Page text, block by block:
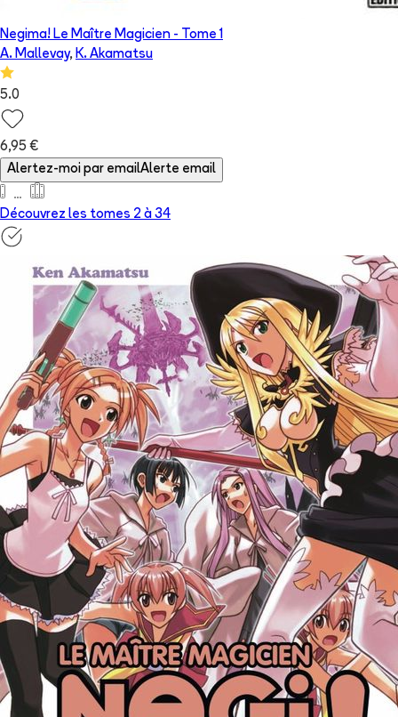
Negima! Le Maître Magicien - Tome 1
A. Mallevay, K. Akamatsu
5.0
6,95 €
Alertez-moi par emailAlerte email
Découvrez les tomes 2 à 34